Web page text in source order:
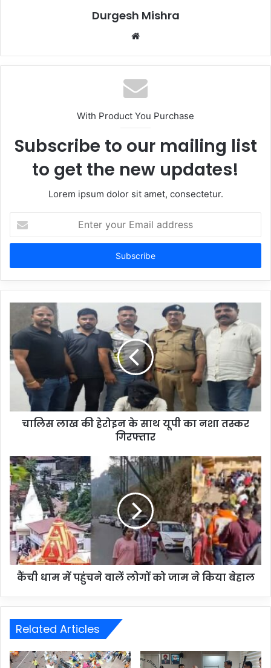
Durgesh Mishra
Website
With Product You Purchase
Subscribe to our mailing list
to get the new updates!
Lorem ipsum dolor sit amet, consectetur.
your
Email
चालिस लाख की हेरोइन के साथ यूपी का नशा तस्कर
गिरफ्तार
कैंची धाम में पहुंचने वालें लोगों को जाम ने किया बेहाल
Related Articles